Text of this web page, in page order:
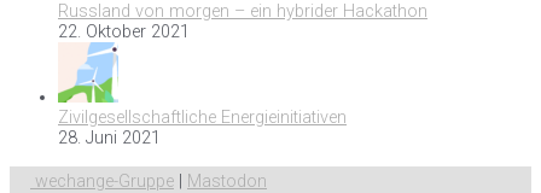
Russland von morgen – ein hybrider Hackathon
22. Oktober 2021
Zivilgesellschaftliche Energieinitiativen
28. Juni 2021
wechange-Gruppe
Mastodon